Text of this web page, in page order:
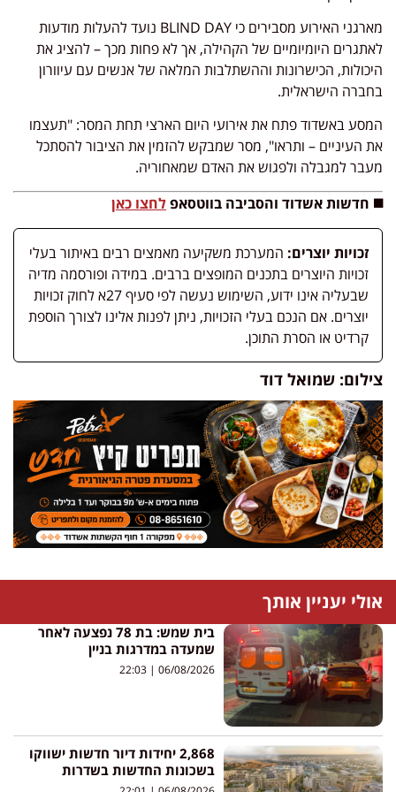
מארגני האירוע מסבירים כי BLIND DAY נועד להעלות מודעות
לאתגרים היומיומיים של הקהילה, אך לא פחות מכך – להציג את
היכולות, הכישרונות וההשתלבות המלאה של אנשים עם עיוורון
בחברה הישראלית.
המסע באשדוד פתח את אירועי היום הארצי תחת המסר: "תעצמו
את העיניים – ותראו", מסר שמבקש להזמין את הציבור להסתכל
מעבר למגבלה ולפגוש את האדם שמאחוריה.
◼️ חדשותאשדוד והסביבה בווטסאפלחצו כאן
זכויות יוצרים: המערכת משקיעה מאמצים רבים באיתור בעלי
זכויות היוצרים בתכנים המופצים ברבים. במידה ופורסמה מדיה
שבעליה אינו ידוע, השימוש נעשה לפי סעיף 27א לחוק זכויות
יוצרים. אם הנכם בעלי הזכויות, ניתן לפנות אלינו לצורך הוספת
קרדיט או הסרת התוכן.
צילום: שמואל דוד
אולי יעניין אותך
בית שמש: בת 78 נפצעה לאחר
שמעדה במדרגות בניין
06/08/2026
2,868 יחידות דיור חדשות ישווקו
בשכונות החדשות בשדרות